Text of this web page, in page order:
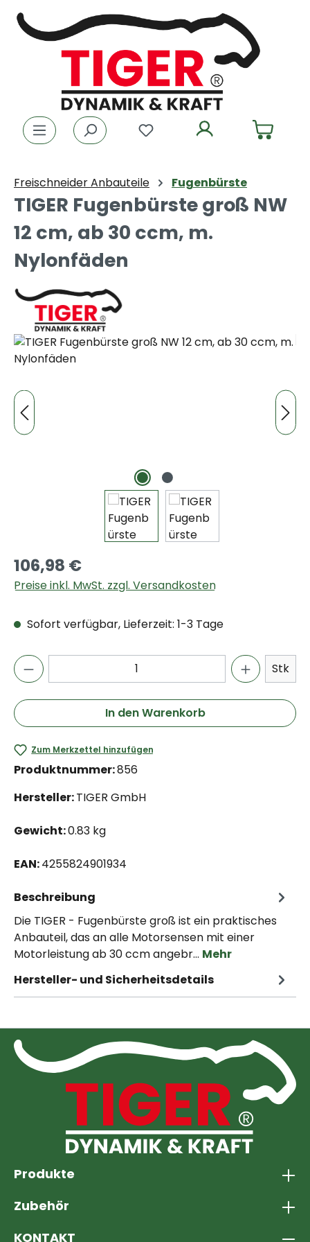
Zum Hauptinhalt springen
Du hast 0 Produkte auf
Freischneider Anbauteile Fugenbürste
TIGER Fugenbürste groß NW
12 cm, ab 30 ccm, m.
Nylonfäden
Bildergalerie überspringen
106,98 €
Preise inkl. MwSt. zzgl. Versandkosten
Sofort verfügbar, Lieferzeit: 1-3 Tage
Stk
In den Warenkorb
Zum Merkzettel hinzufügen
Produktnummer:856
Hersteller:TIGER GmbH
Gewicht:0.83 kg
EAN:4255824901934
Beschreibung
Die TIGER - Fugenbürste groß ist ein praktisches
Anbauteil, das an alle Motorsensen mit einer
Motorleistung ab 30 ccm angebr… Mehr
Hersteller- und Sicherheitsdetails
Produkte
Zubehör
KONTAKT